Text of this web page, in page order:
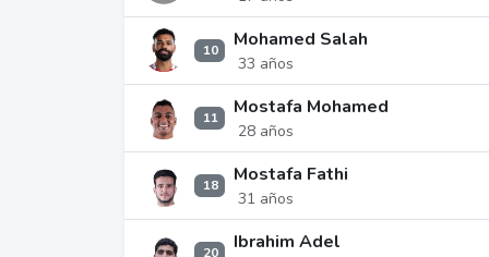
10 Mohamed Salah
33 años
11 Mostafa Mohamed
28 años
18 Mostafa Fathi
31 años
20 Ibrahim Adel